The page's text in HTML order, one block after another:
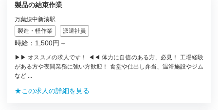
製品の結束作業
万葉線中新湊駅
製造・軽作業
派遣社員
時給：1,500円～
▶▶ オススメの求人です！ ◀◀ 体力に自信のある方、必見！ 工場経験
がある方や夜間業務に強い方歓迎！ 食堂や仕出し弁当、温浴施設やジム
など ...
★この求人の詳細を見る